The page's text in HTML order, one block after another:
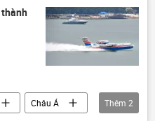
Châu Á
Thêm 2